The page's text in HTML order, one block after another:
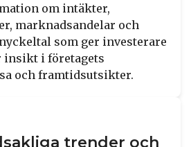
om intäkter,
marknadsandelar och
som ger investerare
insikt i företagets
och framtidsutsikter.
trender och